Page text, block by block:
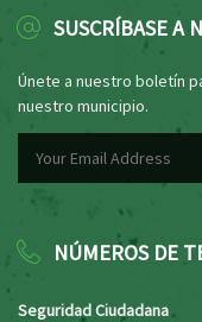
SUSCRÍBASE A
Únete a nuestro boletín
nuestro municipio.
NÚMEROS DE
Seguridad Ciudadana